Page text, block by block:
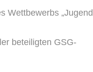
Wettbewerbs „Jugend
beteiligten GSG-